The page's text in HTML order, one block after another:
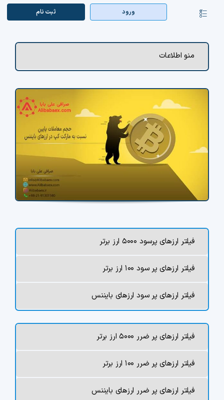
کنترلر
بازار ارزها
اپلیکیشن
قیمت تتر
بازار معاملاتی
تابلوخوانی ارزهای دیجیتال
چت جی پی تی رایگان
فیلتر ارزهای دیجیتال
کارمزد
دسته‌بندی ارزها
شاخص ترس و طمع
خرید تتر ارزان
ورود ثبت‌ نام
منو اطلاعات
فیلتر ارزهای پرسود ۵۰۰۰ ارز برتر
فیلتر ارزهای پر سود ۱۰۰ ارز برتر
فیلتر ارزهای پر سود ارزهای بایننس
فیلتر ارزهای پر ضرر ۵۰۰۰ ارز برتر
فیلتر ارزهای پر ضرر ۱۰۰ ارز برتر
فیلتر ارزهای پر ضرر ارزهای بایننس